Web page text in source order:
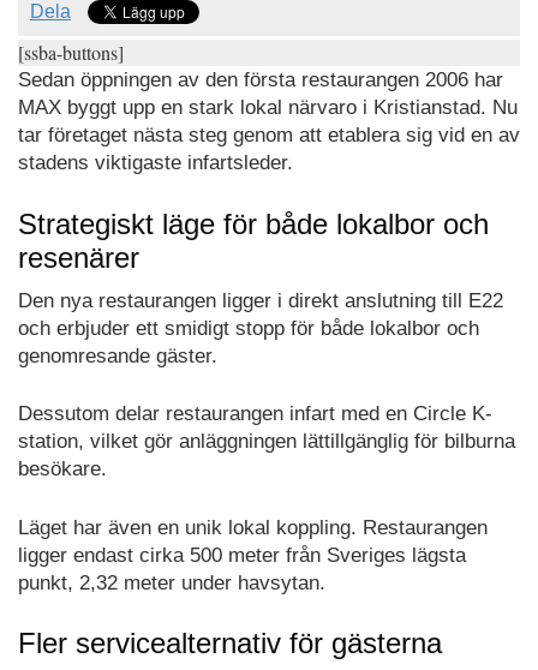
Dela
[ssba-buttons]
Sedan öppningen av den första restaurangen 2006 har
MAX byggt upp en stark lokal närvaro i Kristianstad. Nu
tar företaget nästa steg genom att etablera sig vid en av
stadens viktigaste infartsleder.
Strategiskt läge för både lokalbor och
resenärer
Den nya restaurangen ligger i direkt anslutning till E22
och erbjuder ett smidigt stopp för både lokalbor och
genomresande gäster.
Dessutom delar restaurangen infart med en Circle K-
station, vilket gör anläggningen lättillgänglig för bilburna
besökare.
Läget har även en unik lokal koppling. Restaurangen
ligger endast cirka 500 meter från Sveriges lägsta
punkt, 2,32 meter under havsytan.
Fler servicealternativ för gästerna